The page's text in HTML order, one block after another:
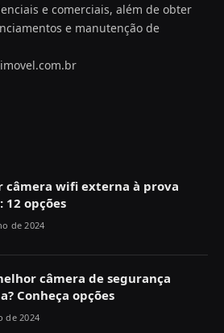
e comerciais, além de obter
e manutenção de
câmera wifi externa à prova
12 opções
de 2024
câmera de segurança
Conheça opções
de 2024